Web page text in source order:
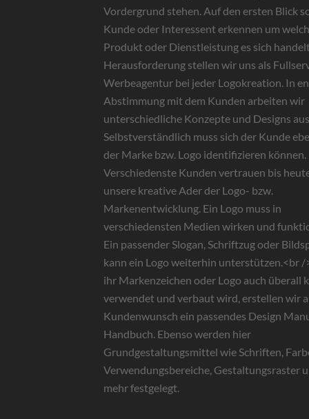
Vordergrund stehen. Auf den ersten Blick
Kunde oder Interessent erkennen um
Produkt oder Dienstleistung es sich
Herausforderung stellen wir uns als
Werbeagentur bei jeder Logokreation. In
Abstimmung mit dem Kunden arbeiten wir
unterschiedliche Konzepte und Designs
Selbstverständlich muss sich der Kunde
der Marke bzw. Logo identifizieren können.
Verschiedenste Kunden vertrauen bis
unsere kreative Ader der Logo- bzw.
Markenentwicklung. Ein Logo muss in
verschiedensten Medien wirken und
Ein passender Slogan, Schriftzug oder
kann ein Logo weiterhin unterstützen.<br /
ihr Markenzeichen oder Logo auch überall
verwendet und verbaut wird, erstellen wir
Kundenwunsch ein passendes Design
Handbuch. Ebenso werden hier
Grundgestaltungsmittel wie Schriften,
Verwendungsbereiche, Gestaltungsraster
mehr festgelegt.